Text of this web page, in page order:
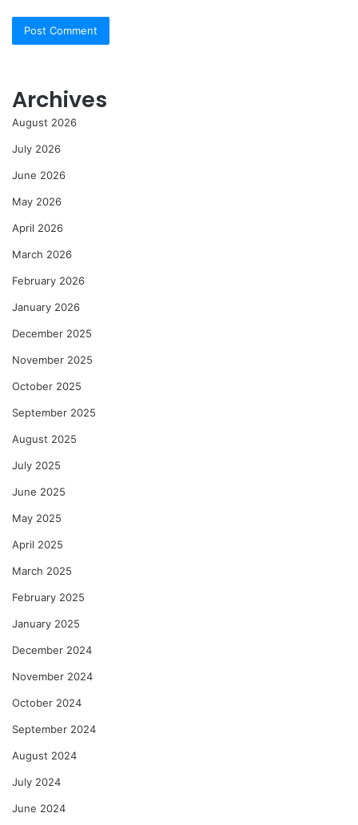
Archives
August 2026
July 2026
June 2026
May 2026
April 2026
March 2026
February 2026
January 2026
December 2025
November 2025
October 2025
September 2025
August 2025
July 2025
June 2025
May 2025
April 2025
March 2025
February 2025
January 2025
December 2024
November 2024
October 2024
September 2024
August 2024
July 2024
June 2024